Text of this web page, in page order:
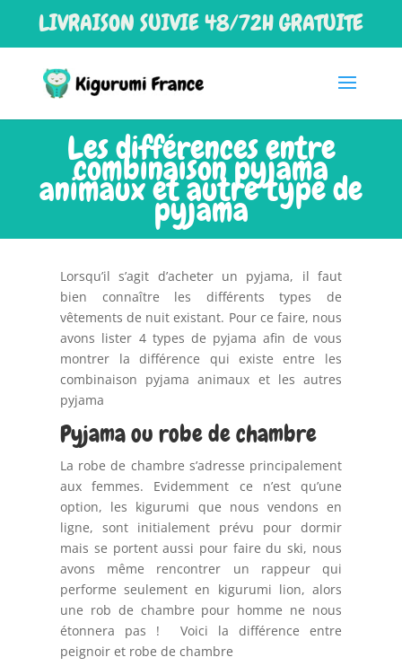
LIVRAISON SUIVIE 48/72H GRATUITE
Les différences entre
combinaison pyjama
animaux et autre type de
pyjama
Lorsqu’il s’agit d’acheter un pyjama, il faut
bien connaître les différents types de
vêtements de nuit existant. Pour ce faire, nous
avons lister 4 types de pyjama afin de vous
montrer la différence qui existe entre les
combinaison pyjama animaux et les autres
pyjama
Pyjama ou robe de chambre
La robe de chambre s’adresse principalement
aux femmes. Evidemment ce n’est qu’une
option, les kigurumi que nous vendons en
ligne, sont initialement prévu pour dormir
mais se portent aussi pour faire du ski, nous
avons même rencontrer un rappeur qui
performe seulement en kigurumi lion, alors
une rob de chambre pour homme ne nous
étonnera pas ! Voici la différence entre
peignoir et robe de chambre